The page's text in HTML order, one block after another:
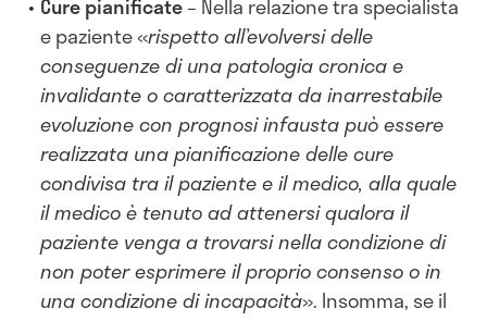
Cure pianificate– Nella relazione tra specialista
e paziente «rispetto all’evolversi delle
conseguenze di una patologia cronica e
invalidante o caratterizzata da inarrestabile
evoluzione con prognosi infausta può essere
realizzata una pianificazione delle cure
condivisa tra il paziente e il medico, alla quale
il medico è tenuto ad attenersi qualora il
paziente venga a trovarsi nella condizione di
non poter esprimere il proprio consenso o in
una condizione di incapacità». Insomma, se il